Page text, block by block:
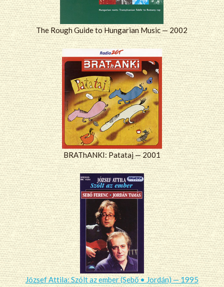
The Rough Guide to Hungarian Music — 2002
BRAThANKI: Patataj — 2001
József Attila: Szólt az ember (Sebő • Jordán) — 1995